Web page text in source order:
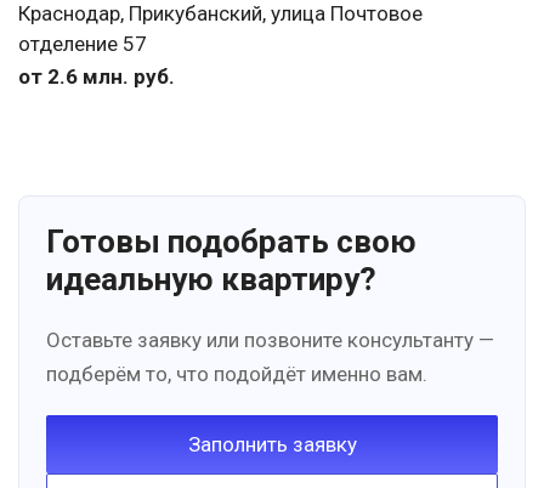
Краснодар, Прикубанский, улица Почтовое
отделение 57
от 2.6 млн. руб.
Готовы подобрать свою
идеальную квартиру?
Оставьте заявку или позвоните консультанту —
подберём то, что подойдёт именно вам.
Заполнить заявку